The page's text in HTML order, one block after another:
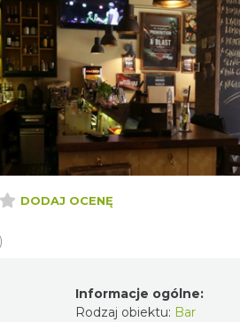
DODAJ OCENĘ
Informacje ogólne:
Rodzaj obiektu: Bar